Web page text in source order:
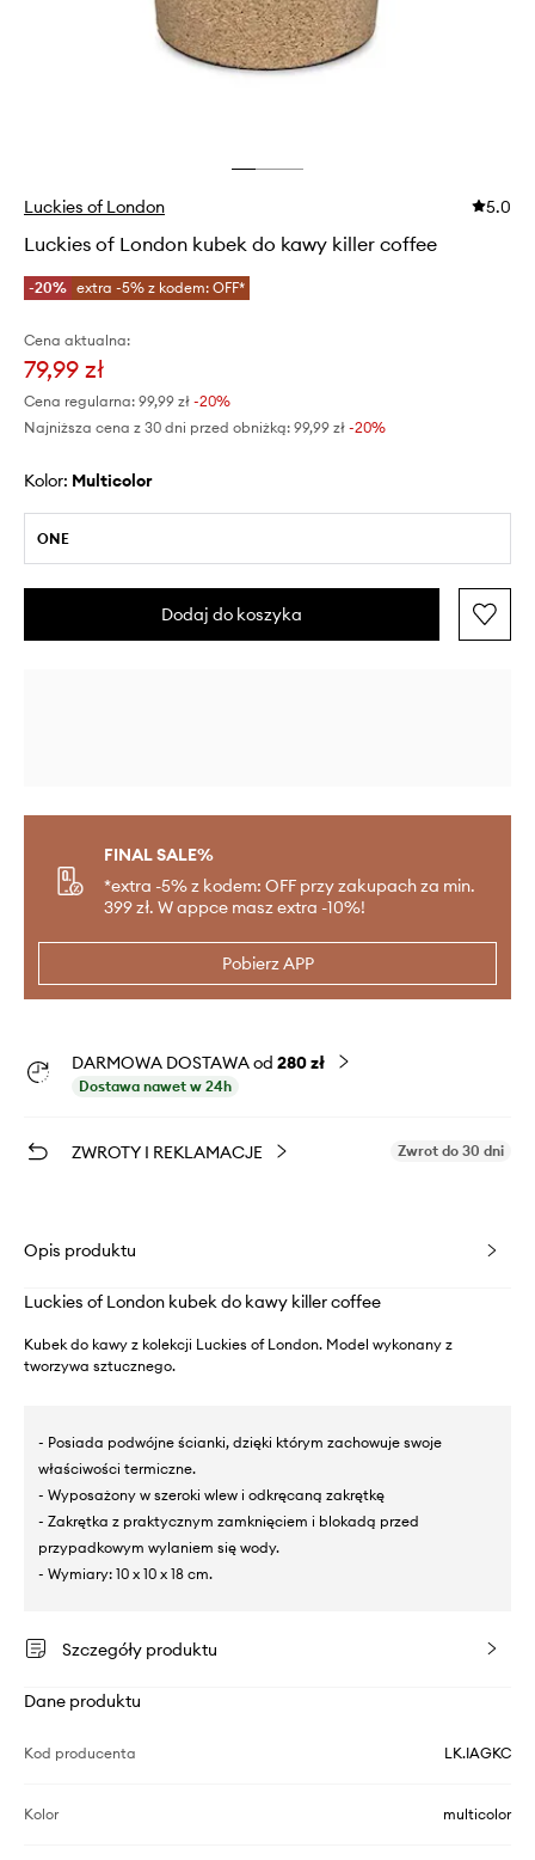
Luckies of London 5.0
Luckies of London kubek do kawy killer coffee
-20% extra -5% z kodem: OFF*
Cena aktualna:
79,99 zł
Cena regularna: 99,99 zł -20%
Najniższa cena z 30 dni przed obniżką: 99,99 zł -20%
Kolor: multicolor
ONE
Dodaj do koszyka
FINAL SALE%
*extra -5% z kodem: OFF przy zakupach za min.
399 zł. W appce masz extra -10%!
Pobierz APP
DARMOWA DOSTAWA od 280 zł
Dostawa nawet w 24h
ZWROTY I REKLAMACJE Zwrot do 30 dni
Opis produktu
Luckies of London kubek do kawy killer coffee
Kubek do kawy z kolekcji Luckies of London. Model wykonany z
tworzywa sztucznego.
- Posiada podwójne ścianki, dzięki którym zachowuje swoje
właściwości termiczne.
- Wyposażony w szeroki wlew i odkręcaną zakrętkę
- Zakrętka z praktycznym zamknięciem i blokadą przed
przypadkowym wylaniem się wody.
- Wymiary: 10 x 10 x 18 cm.
Szczegóły produktu
Dane produktu
Kod producenta LK.IAGKC
Kolor multicolor